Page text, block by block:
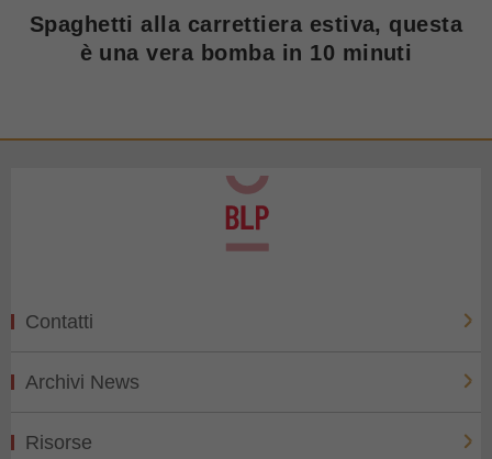
Spaghetti alla carrettiera estiva, questa
è una vera bomba in 10 minuti
Contatti
Archivi News
Risorse